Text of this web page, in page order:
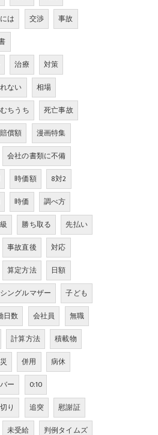
は 交渉
事故
治療
対策
ない
相場
むちうち
死亡事故
賠償額
漫画特集
会社の書類に不備
時価額
8対2
時価
調べ方
勝ち取る
先払い
事故直後
対応
算定方法
日額
シングルマザー
子ども
日数 会社員
無職
計算方法
積載物
併用
病休
ー
0:10
り 追突
慰謝証
未受給 判例タイムズ